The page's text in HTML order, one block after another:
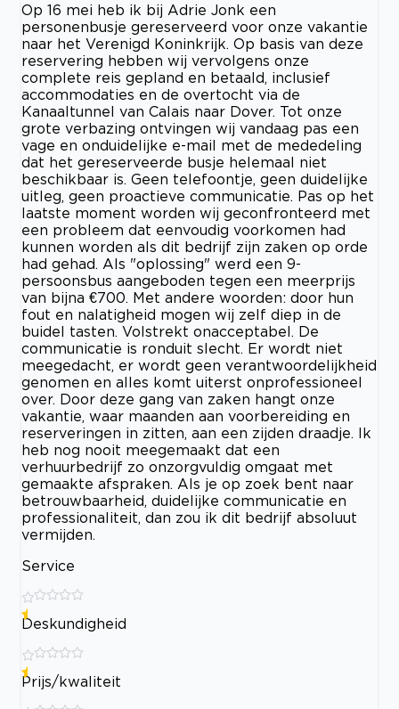
Op 16 mei heb ik bij Adrie Jonk een
personenbusje gereserveerd voor onze vakantie
naar het Verenigd Koninkrijk. Op basis van deze
reservering hebben wij vervolgens onze
complete reis gepland en betaald, inclusief
accommodaties en de overtocht via de
Kanaaltunnel van Calais naar Dover. Tot onze
grote verbazing ontvingen wij vandaag pas een
vage en onduidelijke e-mail met de mededeling
dat het gereserveerde busje helemaal niet
beschikbaar is. Geen telefoontje, geen duidelijke
uitleg, geen proactieve communicatie. Pas op het
laatste moment worden wij geconfronteerd met
een probleem dat eenvoudig voorkomen had
kunnen worden als dit bedrijf zijn zaken op orde
had gehad. Als "oplossing" werd een 9-
persoonsbus aangeboden tegen een meerprijs
van bijna €700. Met andere woorden: door hun
fout en nalatigheid mogen wij zelf diep in de
buidel tasten. Volstrekt onacceptabel. De
communicatie is ronduit slecht. Er wordt niet
meegedacht, er wordt geen verantwoordelijkheid
genomen en alles komt uiterst onprofessioneel
over. Door deze gang van zaken hangt onze
vakantie, waar maanden aan voorbereiding en
reserveringen in zitten, aan een zijden draadje. Ik
heb nog nooit meegemaakt dat een
verhuurbedrijf zo onzorgvuldig omgaat met
gemaakte afspraken. Als je op zoek bent naar
betrouwbaarheid, duidelijke communicatie en
professionaliteit, dan zou ik dit bedrijf absoluut
vermijden.
Service
Deskundigheid
Prijs/kwaliteit